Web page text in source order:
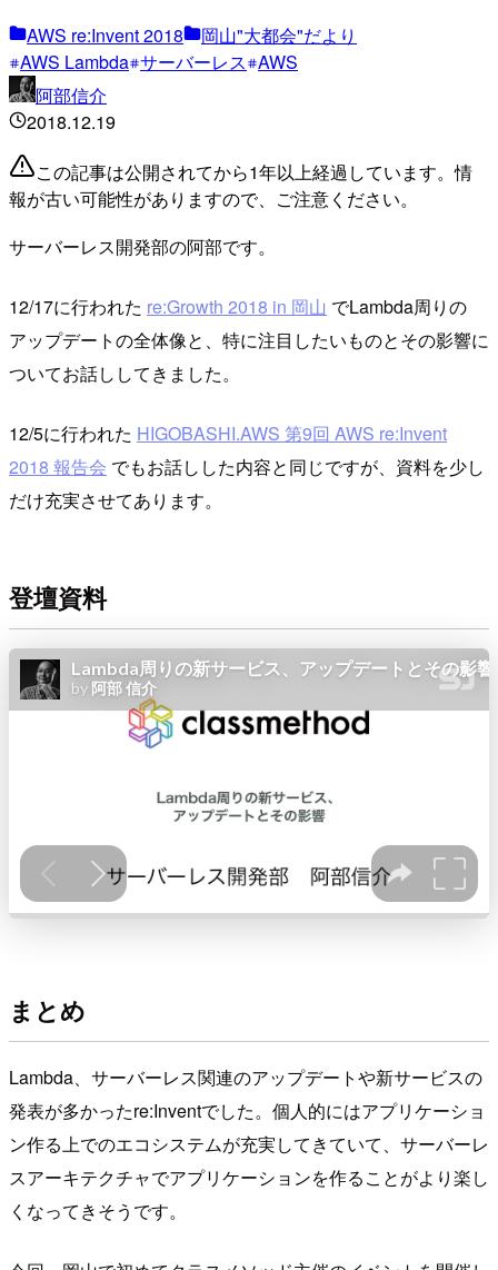
AWS re:Invent 2018
岡山"大都会"だより
AWS Lambda サーバーレス AWS
阿部信介
2018.12.19
この記事は公開されてから1年以上経過しています。情
報が古い可能性がありますので、ご注意ください。
サーバーレス開発部の阿部です。
12/17に行われた re:Growth 2018 in 岡山 でLambda周りの
アップデートの全体像と、特に注目したいものとその影響に
ついてお話ししてきました。
12/5に行われた HIGOBASHI.AWS 第9回 AWS re:Invent
2018 報告会 でもお話しした内容と同じですが、資料を少し
だけ充実させてあります。
登壇資料
まとめ
Lambda、サーバーレス関連のアップデートや新サービスの
発表が多かったre:Inventでした。個人的にはアプリケーショ
ン作る上でのエコシステムが充実してきていて、サーバーレ
スアーキテクチャでアプリケーションを作ることがより楽し
くなってきそうです。